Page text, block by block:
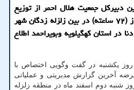
دبیرکل جمعیت هلال احمر از توزیع
1965 بسته غذایی سه روز (۷۲ ساعته) در بین زلزله زدگان شهر
استان کهگیلویه وبویراحمد اطلاع
روز یکشنبه در گفت وگویی اختصاص با
عرضه آخرین گزارش مدیریتی و عملیاتی
تا ساعت ۲۳ روز شنبه دوم اسفند ماه در منطقه زلزله